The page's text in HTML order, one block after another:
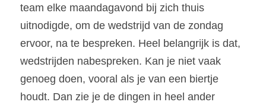
team elke maandagavond bij zich thuis
uitnodigde, om de wedstrijd van de zondag
ervoor, na te bespreken. Heel belangrijk is dat,
wedstrijden nabespreken. Kan je niet vaak
genoeg doen, vooral als je van een biertje
houdt. Dan zie je de dingen in heel ander